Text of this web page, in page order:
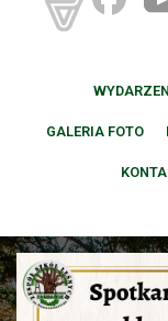
GALERIA FOTO